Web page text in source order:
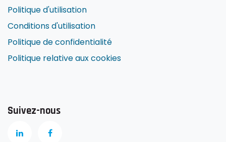
Politique d'utilisation
Conditions d'utilisation
Politique de confidentialité
Politique relative aux cookies
Suivez-nous